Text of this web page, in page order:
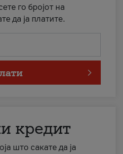
го бројот на
да ја платите.
кредит
што сакате да ја